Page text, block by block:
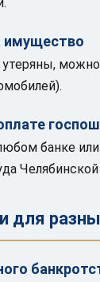
банке
Челябинской
для